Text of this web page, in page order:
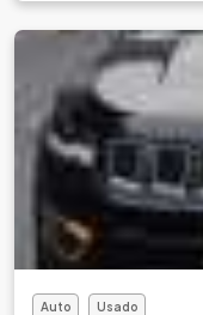
Auto Usado